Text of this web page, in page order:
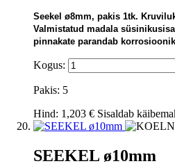
Seekel ø8mm, pakis 1tk.
Valmistatud madala
pinnakate parandab
Kogus:
Pakis: 5
Hind: 1,203 € Sisaldab
SEEKEL ø10mm